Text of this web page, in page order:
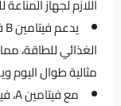
اللازم لجهاز
يدعم فيتامين B في
الغذائي للطاقة،
مثالية طوال اليوم